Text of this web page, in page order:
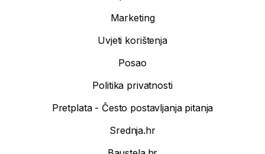
Marketing
Uvjeti korištenja
Posao
Politika privatnosti
Pretplata - Često postavljanja pitanja
Srednja.hr